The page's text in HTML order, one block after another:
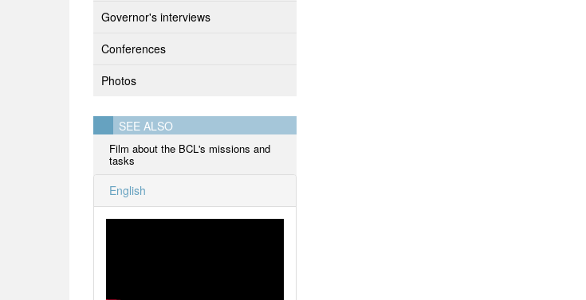
Governor's interviews
Conferences
Photos
SEE ALSO
Film about the BCL's missions and
tasks
English